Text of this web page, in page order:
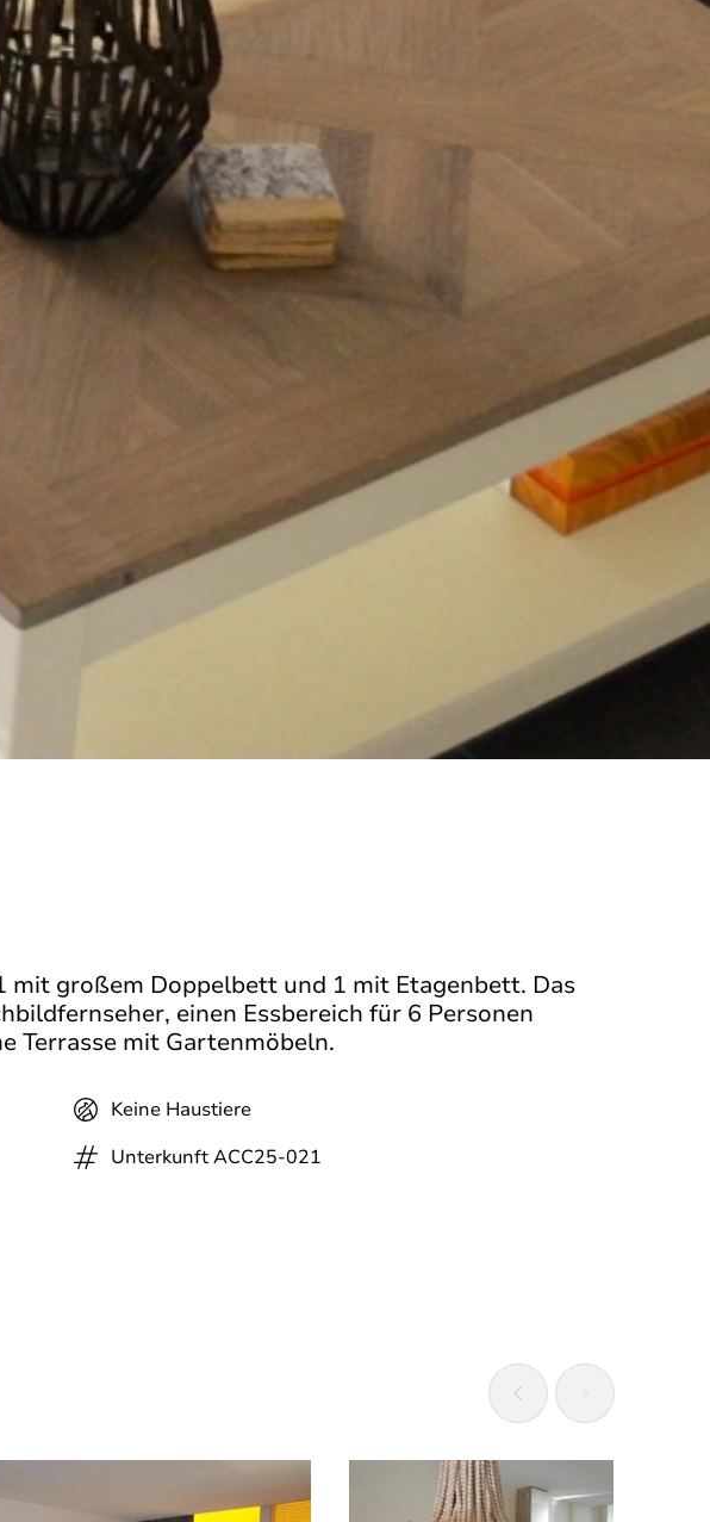
mit großem Doppelbett und 1 mit Etagenbett. Das
einen Essbereich für 6 Personen
Terrasse mit Gartenmöbeln.
Keine Haustiere
Unterkunft ACC25-021